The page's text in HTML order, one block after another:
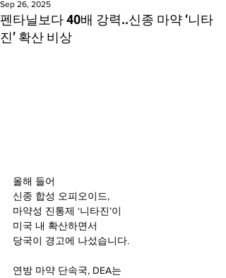
펜타닐보다 40배 강력..신종 마약 ‘니타
진’ 확산 비상
Sep 26, 2025
올해 들어
신종 합성 오피오이드,
마약성 진통제 ‘니타진’이
미국 내 확산하면서
당국이 경고에 나섰습니다.
연방 마약 단속국, DEA는